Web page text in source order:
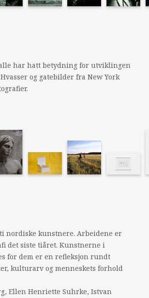
har hatt betydning for utviklingen
og gatebilder fra New York
nordiske kunstnere. Arbeidene er
det siste tiåret. Kunstnerne i
for dem er en refleksjon rundt
kulturarv og menneskets forhold
Ellen Henriette Suhrke, Istvan